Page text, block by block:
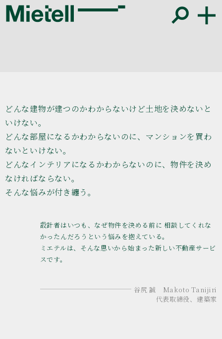
どんな建物が建つのかわからないけど土地を決めないと
いけない。
どんな部屋になるかわからないのに、マンションを買わ
ないといけない。
どんなインテリアになるかわからないのに、物件を決め
なければならない。
そんな悩みが付き纏う。
設計者はいつも、なぜ物件を決める前に 相談してくれな
かったんだろうという悩みを抱えている。
ミエテルは、そんな思いから始まった新しい不動産サービ
スです。
谷尻 誠 Makoto Tanijiri
代表取締役、建築家